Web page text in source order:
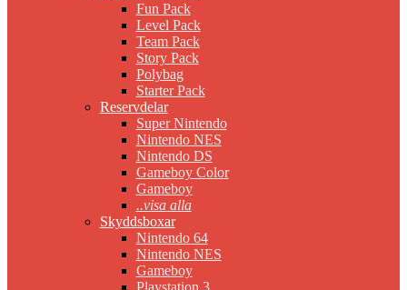
Fun Pack
Level Pack
Team Pack
Story Pack
Polybag
Starter Pack
Reservdelar
Super Nintendo
Nintendo NES
Nintendo DS
Gameboy Color
Gameboy
..visa alla
Skyddsboxar
Nintendo 64
Nintendo NES
Gameboy